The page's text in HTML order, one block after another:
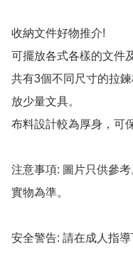
收納文件好物推介!
可擺放各式各樣的文件
共有3個不同尺寸的拉
放少量文具。
布料設計較為厚身，可
注意事項: 圖片只供參
實物為準。
安全警告: 請在成人指導